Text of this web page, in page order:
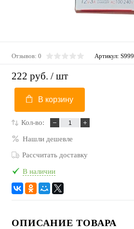
Отзывов: 0 Артикул: S999
222 руб. / шт
В корзину
Кол-во:
Нашли дешевле
Рассчитать доставку
В наличии
ОПИСАНИЕ ТОВАРА